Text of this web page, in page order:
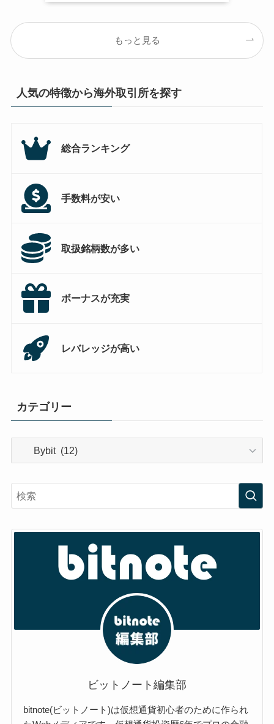
もっと見る
人気の特徴から海外取引所を探す
総合ランキング
手数料が安い
取扱銘柄数が多い
ボーナスが充実
レバレッジが高い
カテゴリー
リ
ー
ビットノート編集部
bitnote(ビットノート)は仮想通貨初心者のために作られ